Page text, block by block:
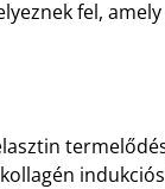
fel,